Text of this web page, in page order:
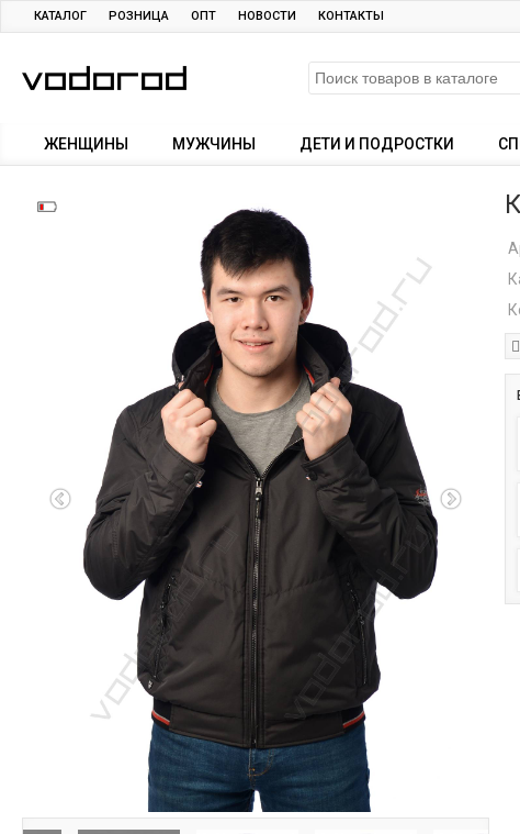
КАТАЛОГ РОЗНИЦА ОПТ НОВОСТИ КОНТАКТЫ
ЖЕНЩИНЫ МУЖЧИНЫ ДЕТИ И ПОДРОСТКИ